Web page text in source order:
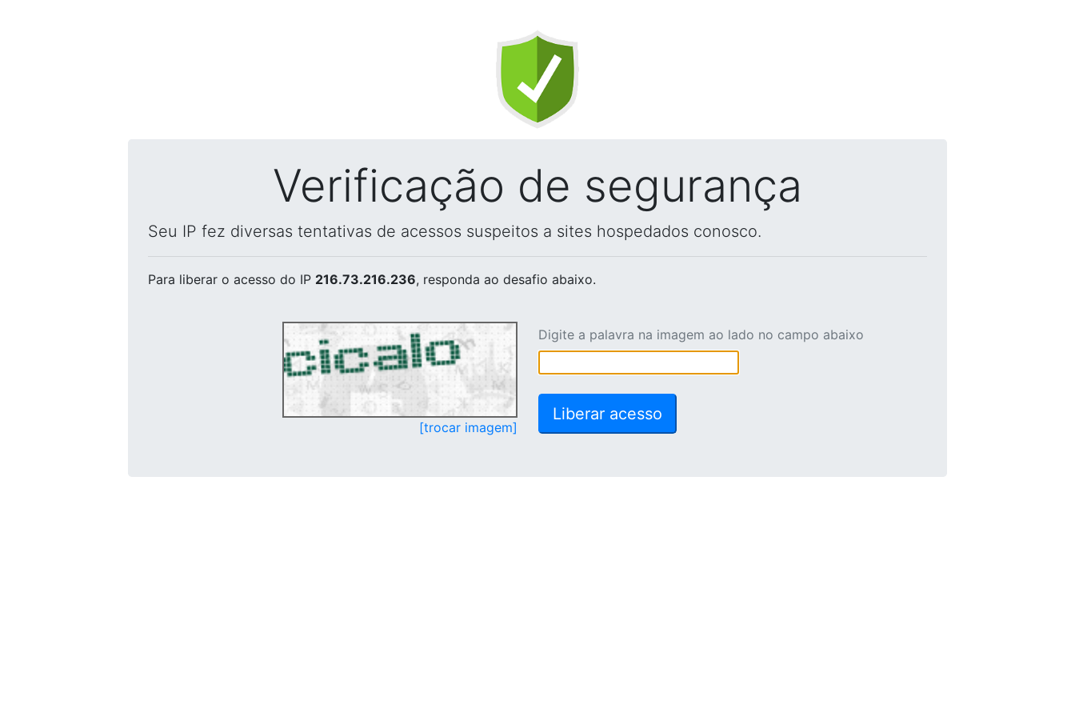
Verificação de segurança
Seu IP fez diversas tentativas de acessos suspeitos a sites hospedados conosco.
Para liberar o acesso do IP 216.73.216.236, responda ao desafio abaixo.
[trocar imagem]
Digite a palavra na imagem ao lado no campo abaixo